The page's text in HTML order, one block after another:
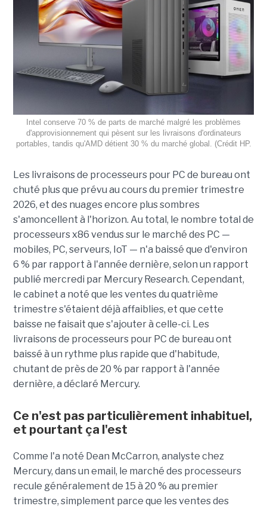
Intel conserve 70 % de parts de marché malgré les problèmes
d'approvisionnement qui pèsent sur les livraisons d'ordinateurs
portables, tandis qu'AMD détient 30 % du marché global. (Crédit HP.
Les livraisons de processeurs pour PC de bureau ont
chuté plus que prévu au cours du premier trimestre
2026, et des nuages encore plus sombres
s'amoncellent à l'horizon. Au total, le nombre total de
processeurs x86 vendus sur le marché des PC —
mobiles, PC, serveurs, IoT — n'a baissé que d'environ
6 % par rapport à l'année dernière, selon un rapport
publié mercredi par Mercury Research. Cependant,
le cabinet a noté que les ventes du quatrième
trimestre s'étaient déjà affaiblies, et que cette
baisse ne faisait que s'ajouter à celle-ci. Les
livraisons de processeurs pour PC de bureau ont
baissé à un rythme plus rapide que d'habitude,
chutant de près de 20 % par rapport à l'année
dernière, a déclaré Mercury.
Ce n'est pas particulièrement inhabituel,
et pourtant ça l'est
Comme l'a noté Dean McCarron, analyste chez
Mercury, dans un email, le marché des processeurs
recule généralement de 15 à 20 % au premier
trimestre, simplement parce que les ventes des